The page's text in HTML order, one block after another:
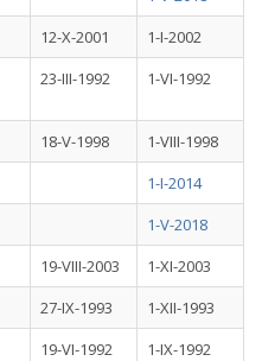
12-X-2001
1-I-2002
23-III-1992 1-VI-1992
18-V-1998
1-VIII-1998
1-I-2014
1-V-2018
19-VIII-2003
1-XI-2003
27-IX-1993
1-XII-1993
19-VI-1992
1-IX-1992